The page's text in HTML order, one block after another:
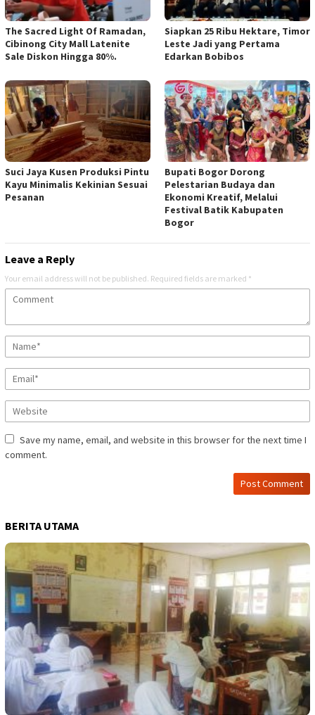
The Sacred Light Of Ramadan,
Cibinong City Mall Latenite
Sale Diskon Hingga 80%.
Siapkan 25 Ribu Hektare, Timor
Leste Jadi yang Pertama
Edarkan Bobibos
Suci Jaya Kusen Produksi Pintu
Kayu Minimalis Kekinian Sesuai
Pesanan
Bupati Bogor Dorong
Pelestarian Budaya dan
Ekonomi Kreatif, Melalui
Festival Batik Kabupaten
Bogor
Leave a Reply
Your email address will not be published. Required fields are marked *
Save my name, email, and website in this browser for the next time I
comment.
BERITA UTAMA